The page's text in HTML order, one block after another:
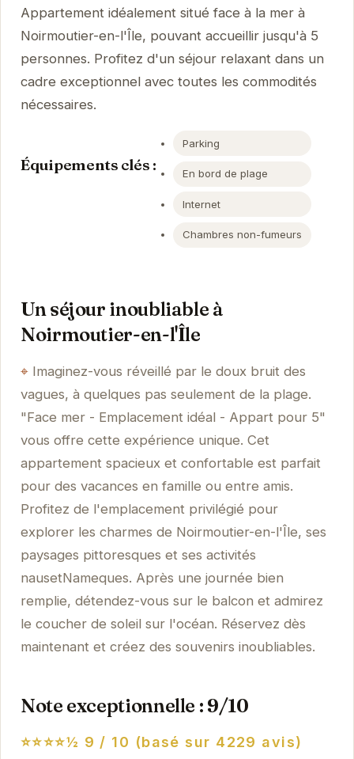
Appartement idéalement situé face à la mer à
Noirmoutier-en-l'Île, pouvant accueillir jusqu'à 5
personnes. Profitez d'un séjour relaxant dans un
cadre exceptionnel avec toutes les commodités
nécessaires.
Équipements clés :
Parking
En bord de plage
Internet
Chambres non-fumeurs
Un séjour inoubliable à
Noirmoutier-en-l'Île
Imaginez-vous réveillé par le doux bruit des
vagues, à quelques pas seulement de la plage.
"Face mer - Emplacement idéal - Appart pour 5"
vous offre cette expérience unique. Cet
appartement spacieux et confortable est parfait
pour des vacances en famille ou entre amis.
Profitez de l'emplacement privilégié pour
explorer les charmes de Noirmoutier-en-l'Île, ses
paysages pittoresques et ses activités
nausetNameques. Après une journée bien
remplie, détendez-vous sur le balcon et admirez
le coucher de soleil sur l'océan. Réservez dès
maintenant et créez des souvenirs inoubliables.
Note exceptionnelle : 9/10
⭐⭐⭐⭐½ 9 / 10 (basé sur 4229 avis)